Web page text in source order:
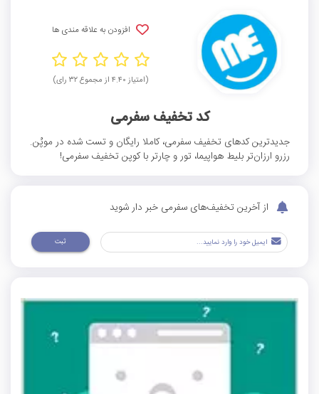
افزودن به علاقه مندی ها
(امتیاز ۴.۴۰ از مجموع ۳۲ رای)
کد تخفیف سفرمی
جدیدترین کدهای تخفیف سفرمی، کاملا رایگان و تست شده در موپُن.
رزرو ارزان‌تر بلیط هواپیما، تور و چارتر با کوپن تخفیف سفرمی!
از آخرین تخفیف‌های سفرمی خبر دار شوید
ثبت